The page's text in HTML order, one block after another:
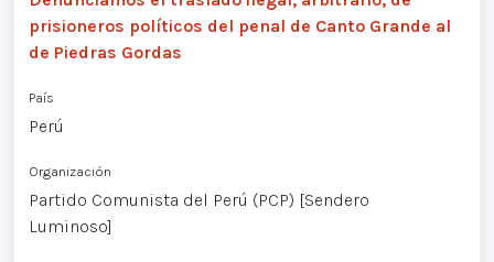
prisioneros políticos del penal de Canto Grande al
de Piedras Gordas
País
Perú
Organización
Partido Comunista del Perú (PCP) [Sendero
Luminoso]